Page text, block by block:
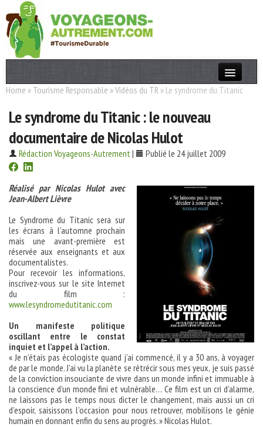
Actualités
T. Responsable
Destinations
Acteurs
Thèmes
Home » Tourisme Responsable »Vidéos du TR » Le syndrome du Titanic
Le syndrome du Titanic : le nouveau
documentaire de Nicolas Hulot
Rédaction Voyageons-Autrement| Publié le 24 juillet 2009
Réalisé par Nicolas Hulot avec
Jean-Albert Lièvre
Le Syndrome du Titanic sera sur
les écrans à l’automne prochain
mais une avant-première est
réservée aux enseignants et aux
documentalistes.
Pour recevoir les informations,
inscrivez-vous sur le site Internet
du film :
www.lesyndromedutitanic.com
Un manifeste politique
oscillant entre le constat
inquiet et l’appel à l’action.
« Je n’étais pas écologiste quand j’ai commencé, il y a 30 ans, à voyager
de par le monde. J’ai vu la planète se rétrécir sous mes yeux, je suis passé
de la conviction insouciante de vivre dans un monde infini et immuable à
la conscience d’un monde fini et vulnérable… Ce film est un cri d’alarme,
ne laissons pas le temps nous dicter le changement, mais aussi un cri
d’espoir, saisissons l’occasion pour nous retrouver, mobilisons le génie
humain en donnant enfin du sens au progrès. » Nicolas Hulot.